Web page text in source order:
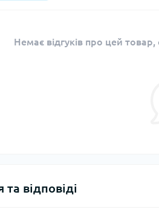
Немає відгуків про цей
відповіді